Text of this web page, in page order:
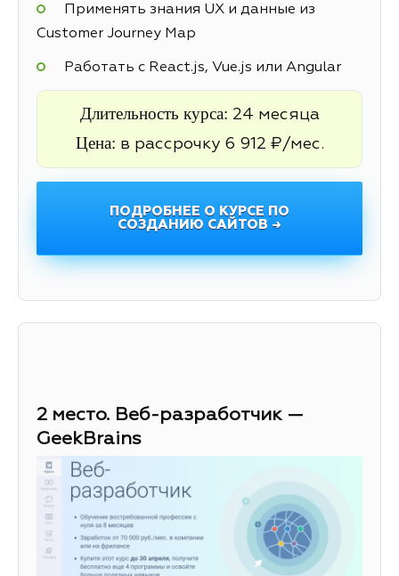
Применять знания UX и данные из
Customer Journey Map
Работать с React.js, Vue.js или Angular
Длительность курса: 24 месяца
Цена: в рассрочку 6 912 ₽/мес.
ПОДРОБНЕЕ О КУРСЕ ПО
СОЗДАНИЮ САЙТОВ →
2 место. Веб-разработчик —
GeekBrains